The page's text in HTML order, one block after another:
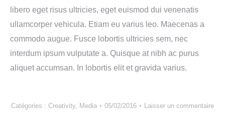
libero eget risus ultricies, eget euismod dui venenatis
ullamcorper vehicula. Etiam eu varius leo. Maecenas a
commodo augue. Fusce lobortis ultricies sem, nec
interdum ipsum vulputate a. Quisque at nibh ac purus
aliquet accumsan. In lobortis elit et gravida varius.
Catégories : Creativity, Media 05/02/2016 Laisser un commentaire